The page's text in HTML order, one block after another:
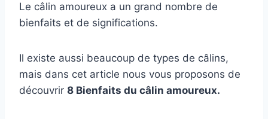
Le câlin amoureux a un grand nombre de
bienfaits et de significations.
Il existe aussi beaucoup de types de câlins,
mais dans cet article nous vous proposons de
découvrir 8 Bienfaits du câlin amoureux.